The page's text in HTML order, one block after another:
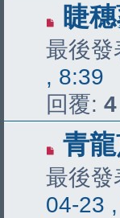
睫
最後發
, 8:39
回覆: 4
青
最後發
04-23